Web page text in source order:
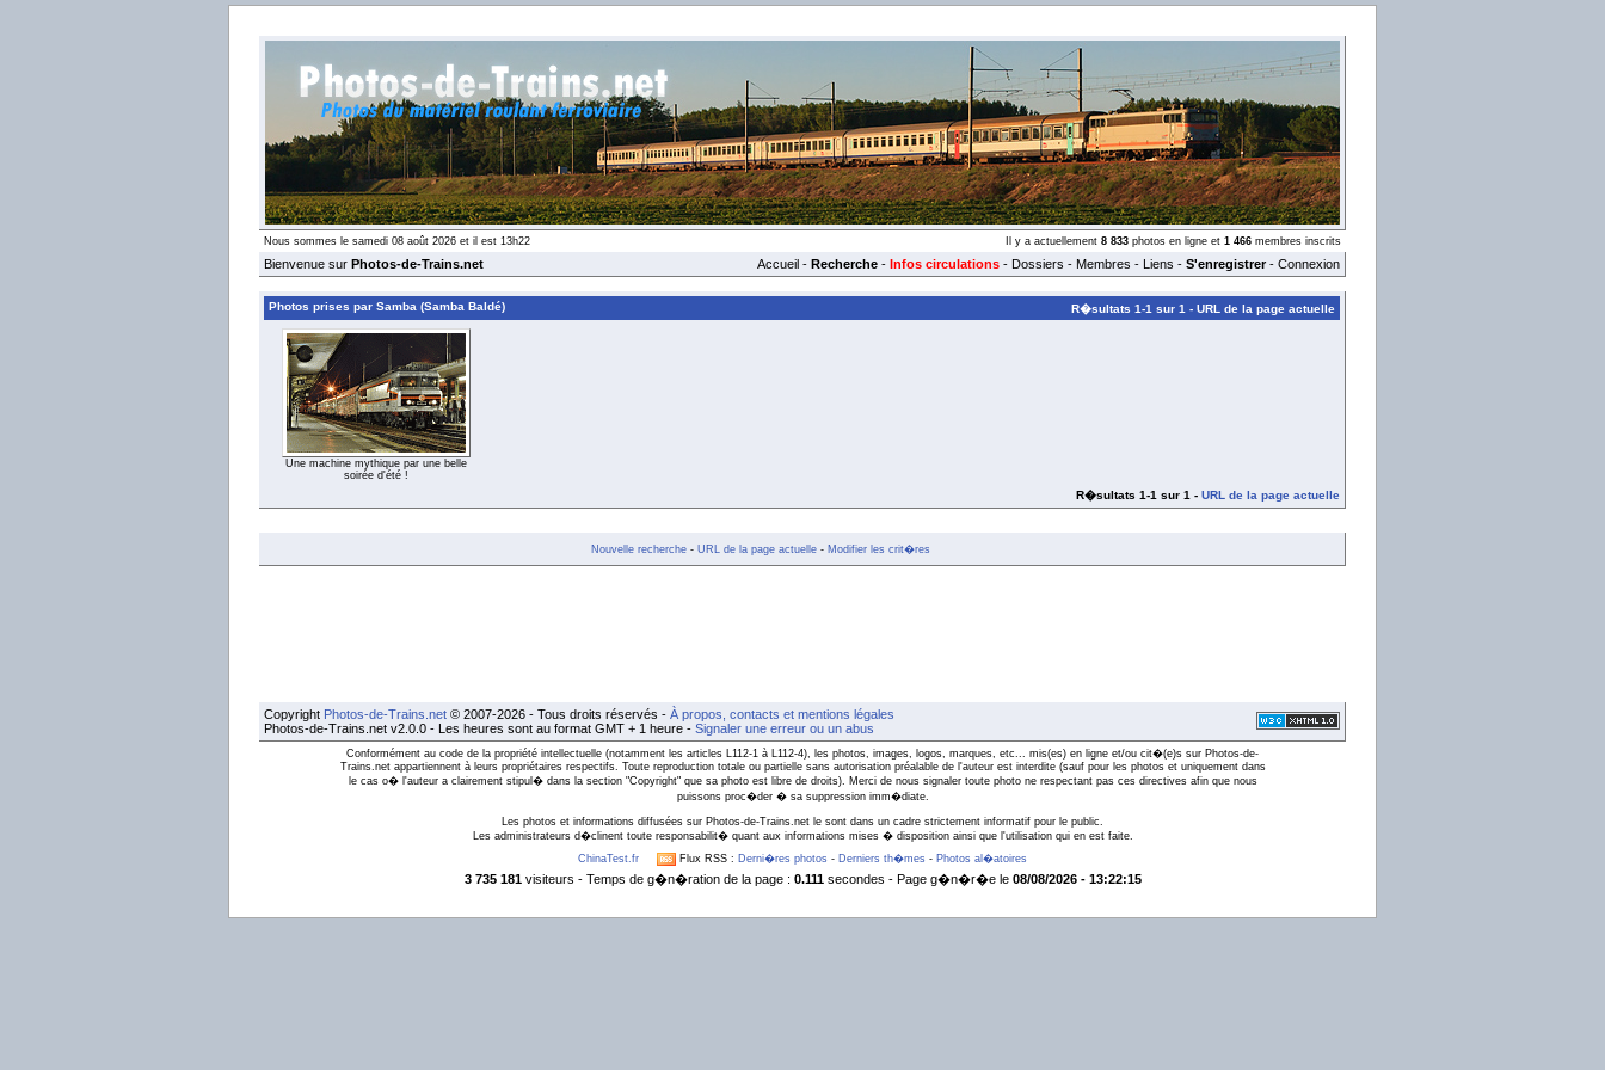
Nous sommes le samedi 08 août 2026 et il est 13h22 Il y a actuellement 8 833 photos en ligne et 1 466 membres inscrits
Bienvenue sur Photos-de-Trains.net Accueil - Recherche - Infos circulations - Dossiers - Membres - Liens - S'enregistrer- Connexion
Photos prises par Samba (Samba Baldé) R�sultats 1-1 sur 1 - URL de la page actuelle
Une machine mythique par une belle
soirée d'été !
R�sultats 1-1 sur 1 - URL de la page actuelle
Nouvelle recherche- URL de la page actuelle- Modifier les crit�res
Copyright Photos-de-Trains.net © 2007-2026 - Tous droits réservés - À propos, contacts et mentions légales
Photos-de-Trains.net v2.0.0 - Les heures sont au format GMT + 1 heure - Signaler une erreur ou un abus
Conformément au code de la propriété intellectuelle (notamment les articles L112-1 à L112-4), les photos, images, logos, marques, etc... mis(es) en ligne et/ou cit�(e)s sur Photos-de-
Trains.net appartiennent à leurs propriétaires respectifs. Toute reproduction totale ou partielle sans autorisation préalable de l'auteur est interdite (sauf pour les photos et uniquement dans
le cas o� l'auteur a clairement stipul� dans la section "Copyright" que sa photo est libre de droits). Merci de nous signaler toute photo ne respectant pas ces directives afin que nous
puissons proc�der � sa suppression imm�diate.
Les photos et informations diffusées sur Photos-de-Trains.net le sont dans un cadre strictement informatif pour le public.
Les administrateurs d�clinent toute responsabilit� quant aux informations mises � disposition ainsi que l'utilisation qui en est faite.
ChinaTest.fr
Flux RSS : Derni�res photos - Derniers th�mes - Photos al�atoires
3 735 181visiteurs - Temps de g�n�ration de la page : 0.111secondes - Page g�n�r�e le 08/08/2026 - 13:22:15